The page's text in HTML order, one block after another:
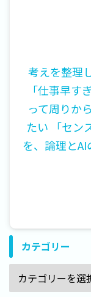
考えを整理
「仕事早す
って周りか
たい 「セン
を、論理と
カテゴリー